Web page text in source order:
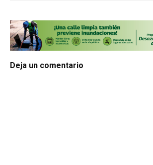
Deja un comentario